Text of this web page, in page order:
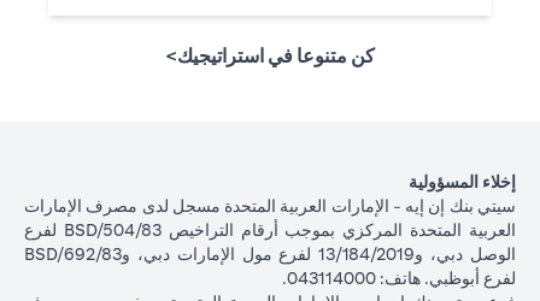
كن متنوعا في استراتيجيك>
إخلاء المسؤولية
سيتي بنك إن إيه - الإمارات العربية المتحدة مسجل لدى مصرف الإمارات
العربية المتحدة المركزي بموجب أرقام التراخيص BSD/504/83 لفرع
الوصل دبي، و13/184/2019 لفرع مول الإمارات دبي، وBSD/692/83
لفرع أبوظبي. هاتف: 043114000.